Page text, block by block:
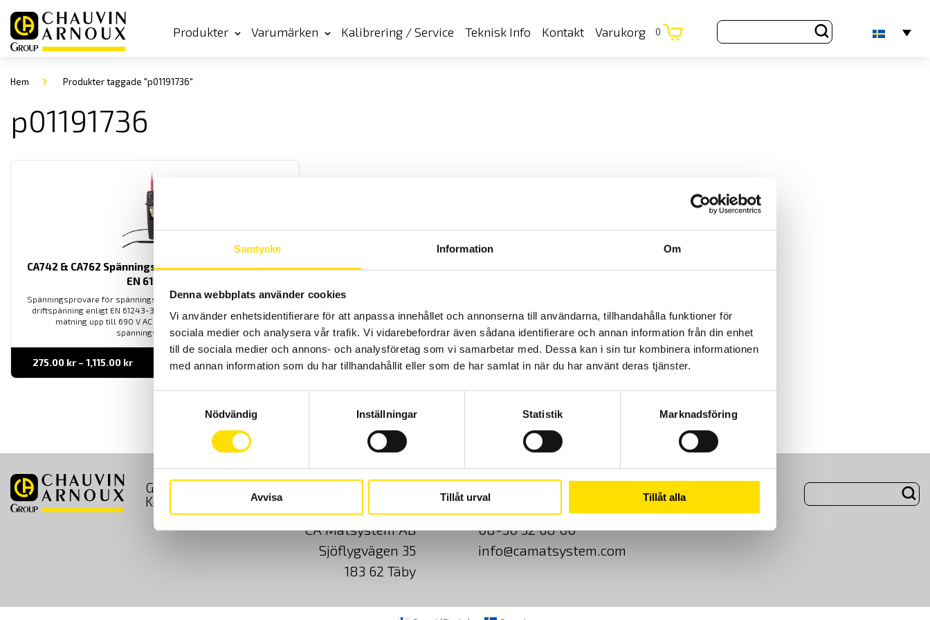
Samtycke Information Om
Denna webbplats använder cookies
Vi använder enhetsidentifierare för att anpassa innehållet och annonserna till användarna, tillhandahålla funktioner för
sociala medier och analysera vår trafik. Vi vidarebefordrar även sådana identifierare och annan information från din enhet
till de sociala medier och annons- och analysföretag som vi samarbetar med. Dessa kan i sin tur kombinera informationen
med annan information som du har tillhandahållit eller som de har samlat in när du har använt deras tjänster.
Nödvändig
Inställningar Statistik Marknadsföring
Avvisa Tillåt urval Tillåt alla
Produkter Varumärken Kalibrering / Service Teknisk Info Kontakt Varukorg 0
Hem Produkter taggade "p01191736"
p01191736
CA742 & CA762 Spänningsprovare 690 V AC – enligt
EN 61243-3
Spänningsprovare för spänningskontroll av andra spänningar än
driftspänning enligt EN 61243-3. Med låg ingångsimpedans för
mätning upp till 690 V AC / 750 DC med 600 V kat IV
spänningskategori.
275.00 kr – 1,115.00 krPrisintervall:
275.00 kr
till
1,115.00 kr
LÄS MER
GDPR Cookies Klagomål Kundundersökning
Kontakt
CA Mätsystem AB
Sjöflygvägen 35
183 62 Täby
08-50 52 68 00
info@camatsystem.com